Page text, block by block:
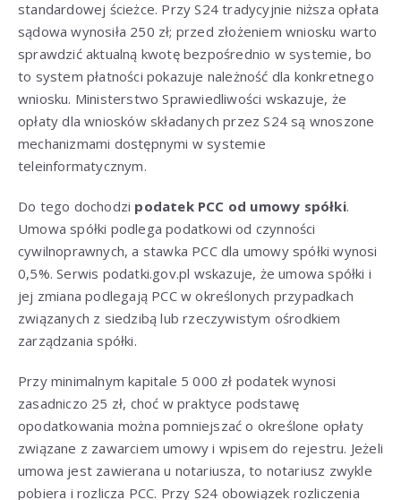
standardowej ścieżce. Przy S24 tradycyjnie niższa opłata
sądowa wynosiła 250 zł; przed złożeniem wniosku warto
sprawdzić aktualną kwotę bezpośrednio w systemie, bo
to system płatności pokazuje należność dla konkretnego
wniosku. Ministerstwo Sprawiedliwości wskazuje, że
opłaty dla wniosków składanych przez S24 są wnoszone
mechanizmami dostępnymi w systemie
teleinformatycznym.
Do tego dochodzi podatek PCC od umowy spółki.
Umowa spółki podlega podatkowi od czynności
cywilnoprawnych, a stawka PCC dla umowy spółki wynosi
0,5%. Serwis podatki.gov.pl wskazuje, że umowa spółki i
jej zmiana podlegają PCC w określonych przypadkach
związanych z siedzibą lub rzeczywistym ośrodkiem
zarządzania spółki.
Przy minimalnym kapitale 5 000 zł podatek wynosi
zasadniczo 25 zł, choć w praktyce podstawę
opodatkowania można pomniejszać o określone opłaty
związane z zawarciem umowy i wpisem do rejestru. Jeżeli
umowa jest zawierana u notariusza, to notariusz zwykle
pobiera i rozlicza PCC. Przy S24 obowiązek rozliczenia